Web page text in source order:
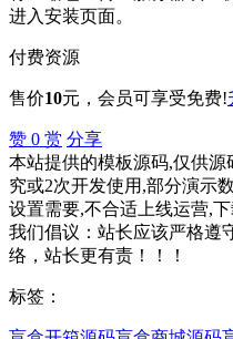
进入安装页面。
付费资源
售价10元 ，会员可享受免费!
赞 0 赏 分享
本站提供的模板源码,仅供
究或2次开发使用,部分演示
设置需要,不合适上线运营,
我们倡议：站长应该严格遵
络，站长更有责！！！
标签：